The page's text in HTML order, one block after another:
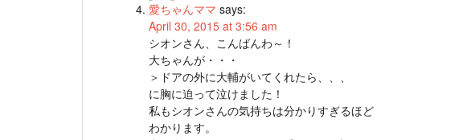
愛ちゃんママ says:
April 30, 2015 at 3:56 am
シオンさん、こんばんわ～！
大ちゃんが・・・
＞ドアの外に大輔がいてくれたら、、、
に胸に迫って泣けました！
私もシオンさんの気持ちは分かりすぎるほど
わかります。